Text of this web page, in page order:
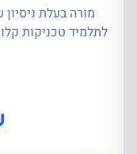
מורה בעלת
לתלמיד טכניקות